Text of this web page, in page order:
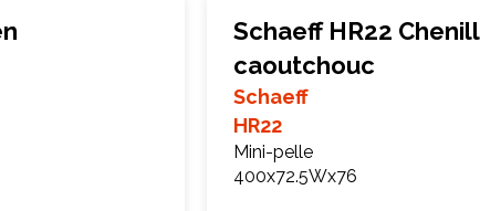
Schaeff HR22
caoutchouc
Schaeff
HR22
Mini-pelle
400x72.5Wx76